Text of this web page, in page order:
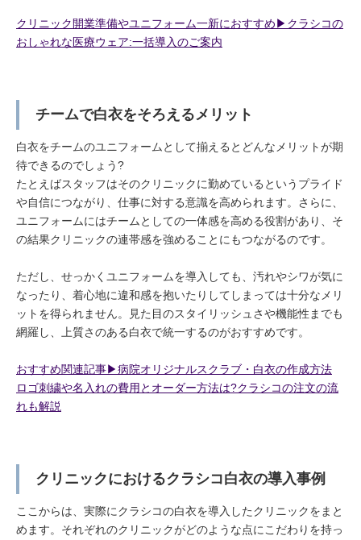
クリニック開業準備やユニフォーム一新におすすめ▶︎クラシコの
おしゃれな医療ウェア:一括導入のご案内
チームで白衣をそろえるメリット
白衣をチームのユニフォームとして揃えるとどんなメリットが期
待できるのでしょう?
たとえばスタッフはそのクリニックに勤めているというプライド
や自信につながり、仕事に対する意識を高められます。さらに、
ユニフォームにはチームとしての一体感を高める役割があり、そ
の結果クリニックの連帯感を強めることにもつながるのです。
ただし、せっかくユニフォームを導入しても、汚れやシワが気に
なったり、着心地に違和感を抱いたりしてしまっては十分なメリ
ットを得られません。見た目のスタイリッシュさや機能性までも
網羅し、上質さのある白衣で統一するのがおすすめです。
おすすめ関連記事▶︎病院オリジナルスクラブ・白衣の作成方法
ロゴ刺繍や名入れの費用とオーダー方法は?クラシコの注文の流
れも解説
クリニックにおけるクラシコ白衣の導入事例
ここからは、実際にクラシコの白衣を導入したクリニックをまと
めます。それぞれのクリニックがどのような点にこだわりを持っ